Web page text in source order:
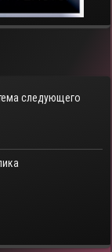
следующего